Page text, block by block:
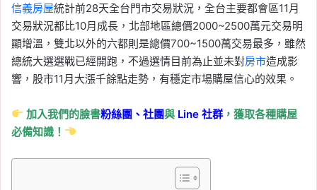
信義房屋統計前28天全台門市交易狀況，全台主要都會區11月
交易狀況都比10月成長，北部地區總價2000~2500萬元交易明
顯增溫，雙北以外的六都則是總價700~1500萬交易最多，雖然
總統大選選戰已經開跑，不過選情目前為止並未對房市造成影
響，股市11月大漲千餘點走勢，有穩定市場購屋信心的效果。
加入我們的臉書粉絲團、社團與 Line社群 ，獲取各種購屋
必備知識！